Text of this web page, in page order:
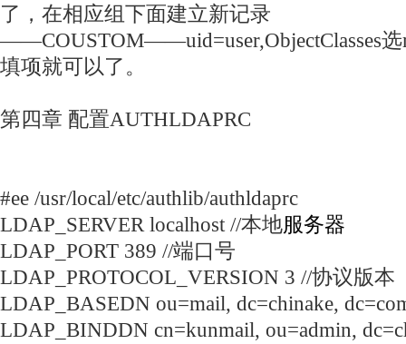
了，在相应组下面建立新记录
——COUSTOM——uid=user,ObjectClasses
填项就可以了。
第四章 配置AUTHLDAPRC
#ee /usr/local/etc/authlib/authldaprc
LDAP_SERVER localhost //本地服务器
LDAP_PORT 389 //端口号
LDAP_PROTOCOL_VERSION 3 //协议版本
LDAP_BASEDN ou=mail, dc=chinake,
LDAP_BINDDN cn=kunmail, ou=admin,